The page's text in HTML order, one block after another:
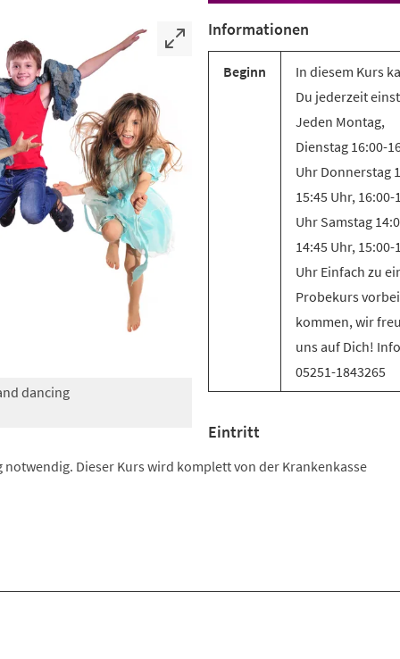
einem
neuen
Tab)
dancing
Informationen
Beginn
In diesem Kurs
Du jederzeit
Jeden Montag,
Dienstag 16:00-
Uhr Donnerstag
15:45 Uhr, 16:00-
Uhr Samstag
14:45 Uhr, 15:00-
Uhr Einfach zu
Probekurs vorbei
kommen, wir
uns auf Dich!
05251-1843265
Eintritt
notwendig. Dieser Kurs wird komplett von der Krankenkasse